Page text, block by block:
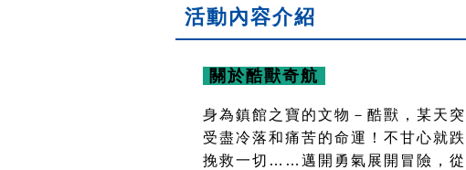
活動內容介紹
關於酷獸奇航
身為鎮館之寶的文物－酷獸，某天
受盡冷落和痛苦的命運！不甘心就
挽救一切……邁開勇氣展開冒險，從